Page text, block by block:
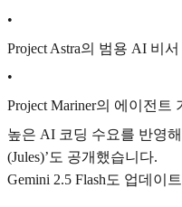
•
Project Astra의 범용 AI 비서
•
Project Mariner의 에이전트
높은 AI 코딩 수요를 반영
(Jules)’도 공개했습니다.
Gemini 2.5 Flash도 업데이